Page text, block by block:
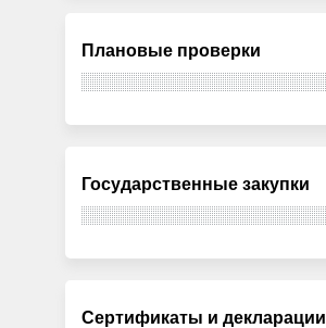
Плановые проверки
Государственные закупки
Сертификаты и декларации